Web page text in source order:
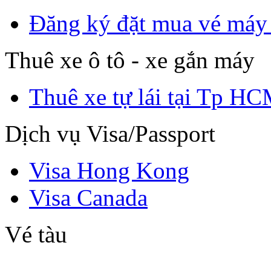
Đăng ký đặt mua vé
Thuê xe ô tô - xe gắn máy
Thuê xe tự lái tại Tp
Dịch vụ Visa/Passport
Visa Hong Kong
Visa Canada
Vé tàu